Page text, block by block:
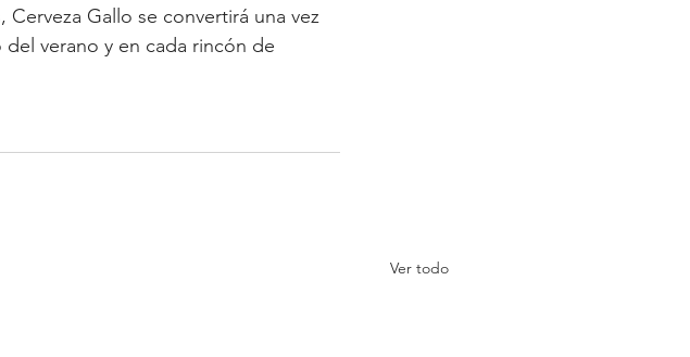
Gallo se convertirá una vez
verano y en cada rincón de
Ver todo